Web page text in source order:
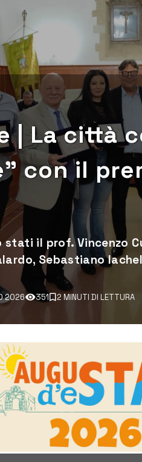
| La città
con il
il prof. Vincenzo
Sebastiano
2026 351 2 MINUTI DI LETTURA